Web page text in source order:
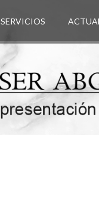
SERVICIOS